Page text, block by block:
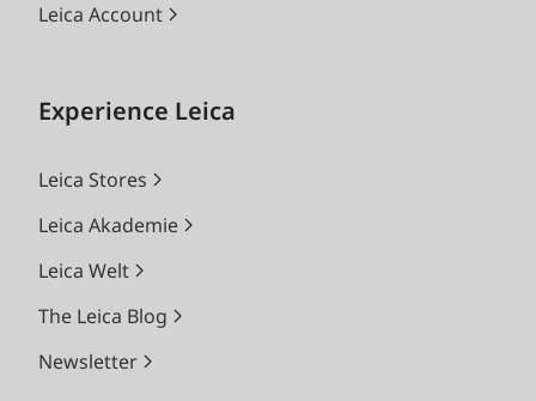
Leica Account
Experience Leica
Leica Stores
Leica Akademie
Leica Welt
The Leica Blog
Newsletter